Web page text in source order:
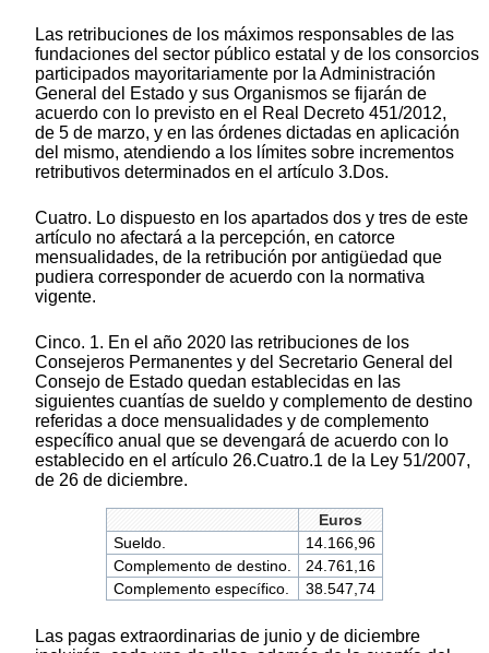
Las retribuciones de los máximos responsables de las
fundaciones del sector público estatal y de los consorcios
participados mayoritariamente por la Administración
General del Estado y sus Organismos se fijarán de
acuerdo con lo previsto en el Real Decreto 451/2012,
de 5 de marzo, y en las órdenes dictadas en aplicación
del mismo, atendiendo a los límites sobre incrementos
retributivos determinados en el artículo 3.Dos.
Cuatro. Lo dispuesto en los apartados dos y tres de este
artículo no afectará a la percepción, en catorce
mensualidades, de la retribución por antigüedad que
pudiera corresponder de acuerdo con la normativa
vigente.
Cinco. 1. En el año 2020 las retribuciones de los
Consejeros Permanentes y del Secretario General del
Consejo de Estado quedan establecidas en las
siguientes cuantías de sueldo y complemento de destino
referidas a doce mensualidades y de complemento
específico anual que se devengará de acuerdo con lo
establecido en el artículo 26.Cuatro.1 de la Ley 51/2007,
de 26 de diciembre.
Euros
Sueldo.
14.166,96
Complemento de destino.
24.761,16
Complemento específico.
38.547,74
Las pagas extraordinarias de junio y de diciembre